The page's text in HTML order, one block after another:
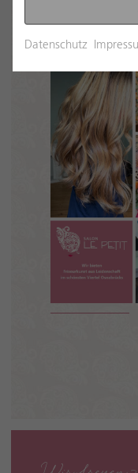
Datenschutz